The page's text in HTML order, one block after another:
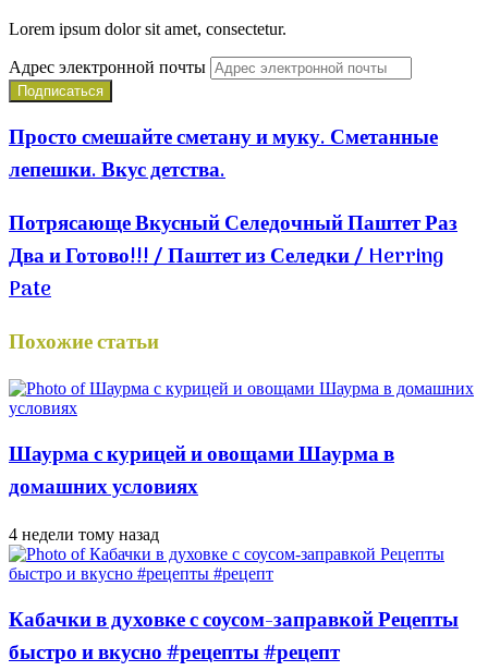
Lorem ipsum dolor sit amet, consectetur.
Адрес электронной почты
Просто смешайте сметану и муку. Сметанные
лепешки. Вкус детства.
Потрясающе Вкусный Селедочный Паштет Раз
Два и Готово!!! / Паштет из Селедки / Herring
Pate
Похожие статьи
Шаурма с курицей и овощами Шаурма в
домашних условиях
4 недели тому назад
Кабачки в духовке с соусом-заправкой Рецепты
быстро и вкусно #рецепты #рецепт